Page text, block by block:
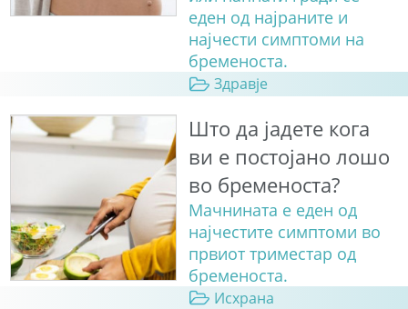
еден од најраните и
најчести симптоми на
бременоста.
Здравје
Што да јадете кога
ви е постојано лошо
во бременоста?
Мачнината е еден од
најчестите симптоми во
првиот триместар од
бременоста.
Исхрана